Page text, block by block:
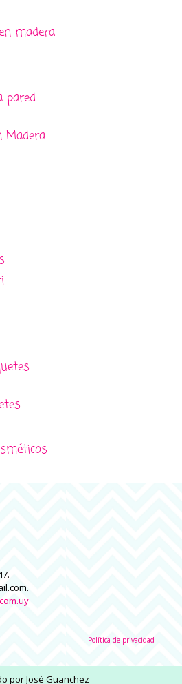
madera
pared
Madera
Política de privacidad
porJosé Guanchez